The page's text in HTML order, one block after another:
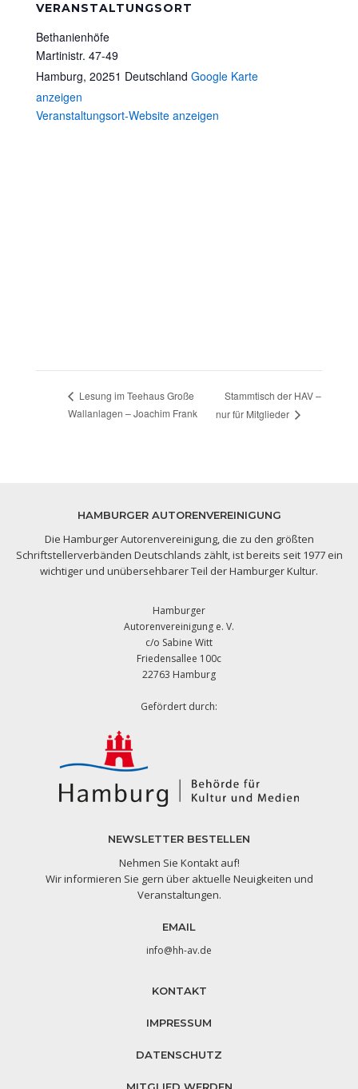
VERANSTALTUNGSORT
Bethanienhöfe
Martinistr. 47-49
Hamburg, 20251 Deutschland Google Karte
anzeigen
Veranstaltungsort-Website anzeigen
Lesung im Teehaus Große
Wallanlagen – Joachim Frank
Stammtisch der HAV –
nur für Mitglieder
HAMBURGER AUTORENVEREINIGUNG
Die Hamburger Autorenvereinigung, die zu den größten
Schriftstellerverbänden Deutschlands zählt, ist bereits seit 1977 ein
wichtiger und unübersehbarer Teil der Hamburger Kultur.
Hamburger
Autorenvereinigung e. V.
c/o Sabine Witt
Friedensallee 100c
22763 Hamburg
Gefördert durch:
NEWSLETTER BESTELLEN
Nehmen Sie Kontakt auf!
Wir informieren Sie gern über aktuelle Neuigkeiten und
Veranstaltungen.
EMAIL
info@hh-av.de
KONTAKT
IMPRESSUM
DATENSCHUTZ